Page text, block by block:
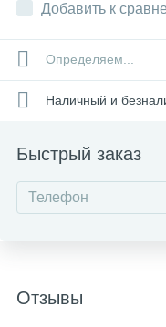
Добавить к
Определяем...
Наличный и
Быстрый заказ
Отзывы